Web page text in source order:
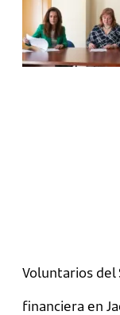
Voluntarios del
financiera en